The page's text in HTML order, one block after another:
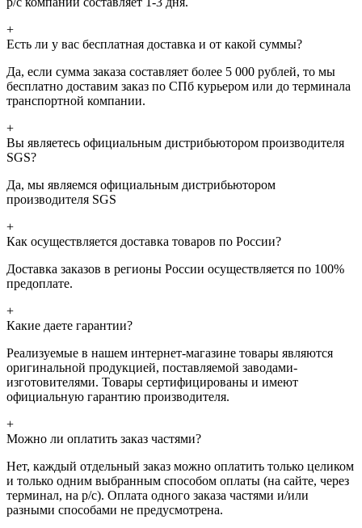
+
Есть ли у вас бесплатная доставка и от какой суммы?
Да, если сумма заказа составляет более 5 000 рублей, то мы
бесплатно доставим заказ по СПб курьером или до терминала
транспортной компании.
+
Вы являетесь официальным дистрибьютором производителя
SGS?
Да, мы являемся официальным дистрибьютором
производителя SGS
+
Как осуществляется доставка товаров по России?
Доставка заказов в регионы России осуществляется по 100%
предоплате.
+
Какие даете гарантии?
Реализуемые в нашем интернет-магазине товары являются
оригинальной продукцией, поставляемой заводами-
изготовителями. Товары сертифицированы и имеют
официальную гарантию производителя.
+
Можно ли оплатить заказ частями?
Нет, каждый отдельный заказ можно оплатить только целиком
и только одним выбранным способом оплаты (на сайте, через
терминал, на р/с). Оплата одного заказа частями и/или
разными способами не предусмотрена.